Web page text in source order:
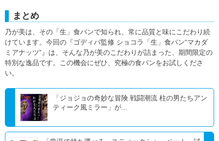
まとめ
乃が美は、その「生」食パンで知られ、常に品質と味にこだわり続
けています。今回の『ゴディバ監修 ショコラ「生」食パン“マカダ
ミアナッツ”』は、そんな乃が美のこだわりが詰まった、期間限定の
特別な逸品です。この機会にぜひ、究極の食パンをお試しくださ
い。
「ジョジョの奇妙な冒険 戦闘潮流 柱の男たちアン
ティーク風ミラー」が...